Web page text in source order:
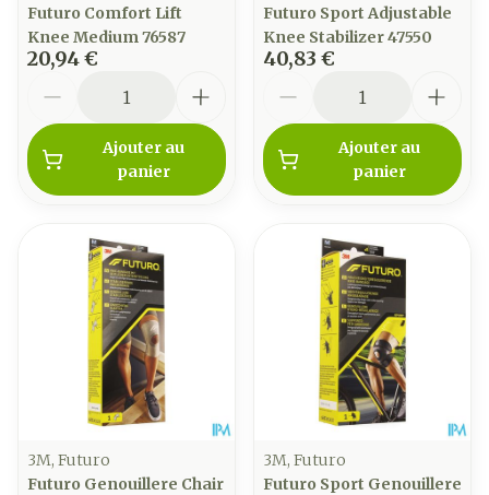
Futuro Comfort Lift
Knee Medium 76587
20,94 €
Ajouter au
panier
Futuro Sport Adjustable
Knee Stabilizer 47550
40,83 €
Ajouter au
panier
3M, Futuro
Futuro Genouillere Chair
3M, Futuro
Futuro Sport Genouillere